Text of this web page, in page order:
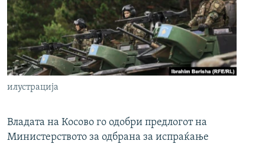
илустрација
Владата на Косово го одобри предлогот на
Министерството за одбрана за испраќање